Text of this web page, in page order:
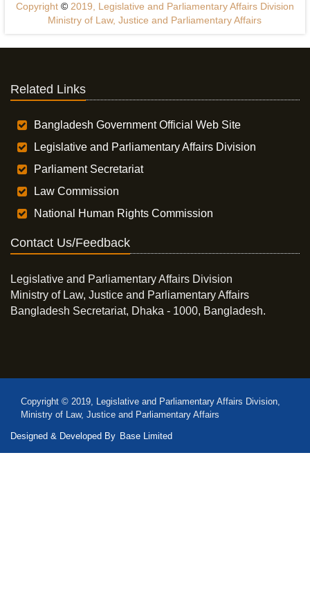
Copyright ©2019, Legislative and Parliamentary Affairs Division
Ministry of Law, Justice and Parliamentary Affairs
Related Links
Bangladesh Government Official Web Site
Legislative and Parliamentary Affairs Division
Parliament Secretariat
Law Commission
National Human Rights Commission
Contact Us/Feedback
Legislative and Parliamentary Affairs Division
Ministry of Law, Justice and Parliamentary Affairs
Bangladesh Secretariat, Dhaka - 1000, Bangladesh.
Copyright © 2019, Legislative and Parliamentary Affairs Division,
Ministry of Law, Justice and Parliamentary Affairs
Designed & Developed By Base Limited